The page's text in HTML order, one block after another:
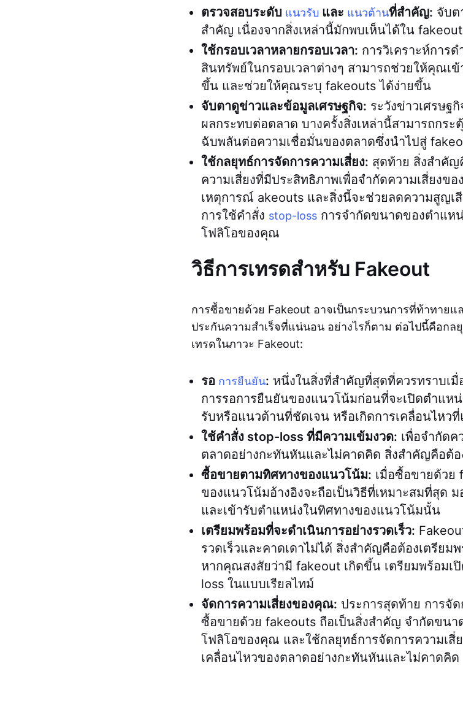
ตรวจสอบระดับ แนวรับ และ แนวต้านที่สำคัญ: จับต
สำคัญ เนื่องจากสิ่งเหล่านี้มักพบเห็นได้ใน
ใช้กรอบเวลาหลายกรอบเวลา: การวิเคราะห์การ
สินทรัพย์ในกรอบเวลาต่างๆ สามารถช่วยให้คุณเ
ขึ้น และช่วยให้คุณระบุ fakeouts ได้ง่ายขึ้น
จับตาดูข่าวและข้อมูลเศรษฐกิจ: ระวังข่าวเศรษฐ
ผลกระทบต่อตลาด บางครั้งสิ่งเหล่านี้สามารถกระ
ฉับพลันต่อความเชื่อมั่นของตลาดซึ่งนำไปสู่
ใช้กลยุทธ์การจัดการความเสี่ยง: สุดท้าย สิ่งสำคัญ
ความเสี่ยงที่มีประสิทธิภาพเพื่อจำกัดความเสี่ยงข
เหตุการณ์ akeouts และสิ่งนี้จะช่วยลดความสูญเ
การใช้คำสั่ง stop-loss การจำกัดขนาดของตำแห
โฟลิโอของคุณ
วิธีการเทรดสำหรับ Fakeout
การซื้อขายด้วย Fakeout อาจเป็นกระบวนการที่ท้าทายแ
ประกันความสำเร็จที่แน่นอน อย่างไรก็ตาม ต่อไปนี้คือกล
เทรดในภาวะ Fakeout:
รอ การยืนยัน: หนึ่งในสิ่งที่สำคัญที่สุดที่ควรทราบเ
การรอการยืนยันของแนวโน้มก่อนที่จะเปิดตำแห
รับหรือแนวต้านที่ชัดเจน หรือเกิดการเคลื่อนไหว
ใช้คำสั่ง stop-loss ที่มีความเข้มงวด: เพื่อจำกัดค
ตลาดอย่างกะทันหันและไม่คาดคิด สิ่งสำคัญคือต้อ
ซื้อขายตามทิศทางของแนวโน้ม: เมื่อซื้อขายด้วย
ของแนวโน้มอ้างอิงจะถือเป็นวิธีที่เหมาะสมที่สุ
และเข้ารับตำแหน่งในทิศทางของแนวโน้มนั้น
เตรียมพร้อมที่จะดำเนินการอย่างรวดเร็ว:
รวดเร็วและคาดเดาไม่ได้ สิ่งสำคัญคือต้องเตรียม
หากคุณสงสัยว่ามี fakeout เกิดขึ้น เตรียมพร้อมเ
loss ในแบบเรียลไทม์
จัดการความเสี่ยงของคุณ: ประการสุดท้าย การจั
ซื้อขายด้วย fakeouts ถือเป็นสิ่งสำคัญ จำกัดขน
โฟลิโอของคุณ และใช้กลยุทธ์การจัดการความเสี่
เคลื่อนไหวของตลาดอย่างกะทันหันและไม่คาดคิด